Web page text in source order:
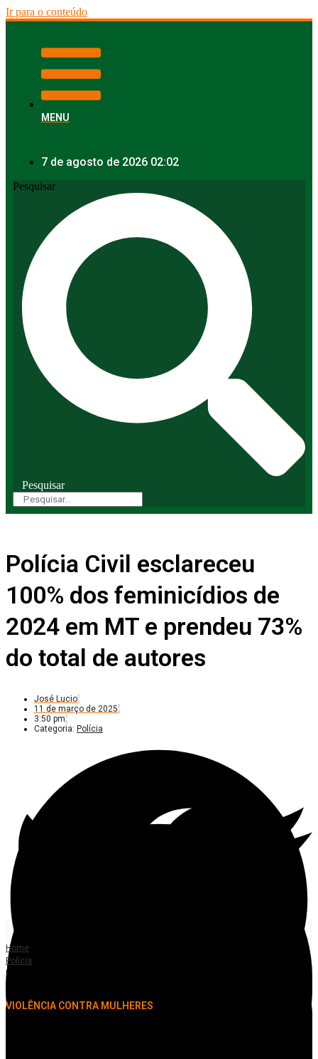
Ir para o conteúdo
MENU
7 de agosto de 2026 02:02
Pesquisar
Pesquisar
Polícia Civil esclareceu
100% dos feminicídios de
2024 em MT e prendeu 73%
do total de autores
José Lucio
11 de março de 2025
3:50 pm
Categoria: Polícia
Home
Polícia
Polícia Civil esclareceu 100% dos feminicídios de 2024 em MT e prendeu 73%
VIOLÊNCIA CONTRA MULHERES